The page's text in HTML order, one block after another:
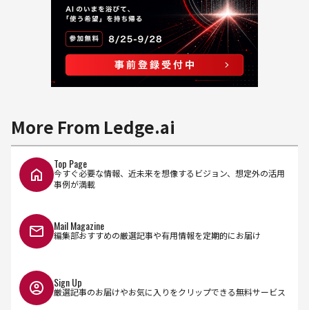
More From Ledge.ai
Top Page
今すぐ必要な情報、近未来を想像するビジョン、想定外の活用
事例が満載
Mail Magazine
編集部おすすめの厳選記事や有用情報を定期的にお届け
Sign Up
厳選記事のお届けやお気に入りをクリップできる無料サービス